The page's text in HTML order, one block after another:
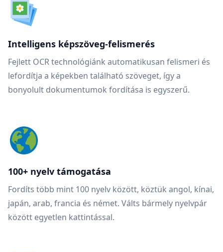
Intelligens képszöveg-felismerés
Fejlett OCR technológiánk automatikusan felismeri és
lefordítja a képekben található szöveget, így a
bonyolult dokumentumok fordítása is egyszerű.
100+ nyelv támogatása
Fordíts több mint 100 nyelv között, köztük angol, kínai,
japán, arab, francia és német. Válts bármely nyelvpár
között egyetlen kattintással.